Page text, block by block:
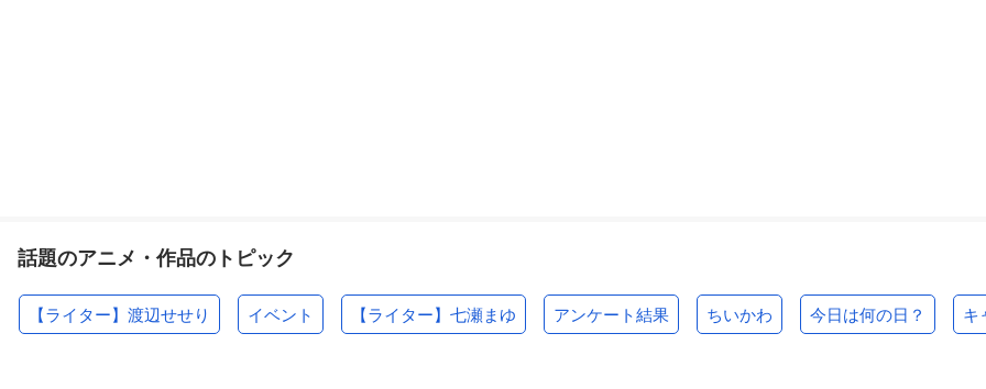
話題のアニメ・作品のトピック
【ライター】渡辺せせり イベント 【ライター】七瀬まゆ アンケート結果 ちいかわ 今日は何の日？ キ